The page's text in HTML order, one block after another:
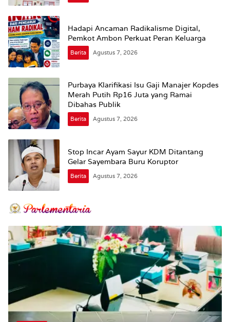
Hadapi Ancaman Radikalisme Digital,
Pemkot Ambon Perkuat Peran Keluarga
Berita Agustus 7, 2026
Purbaya Klarifikasi Isu Gaji Manajer Kopdes
Merah Putih Rp16 Juta yang Ramai
Dibahas Publik
Berita Agustus 7, 2026
Stop Incar Ayam Sayur KDM Ditantang
Gelar Sayembara Buru Koruptor
Berita Agustus 7, 2026